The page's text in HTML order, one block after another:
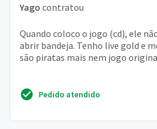
Yago contratou
Quando coloco o jogo (cd), ele
abrir bandeja. Tenho live gold e
são piratas mais nem jogo
Pedido atendido